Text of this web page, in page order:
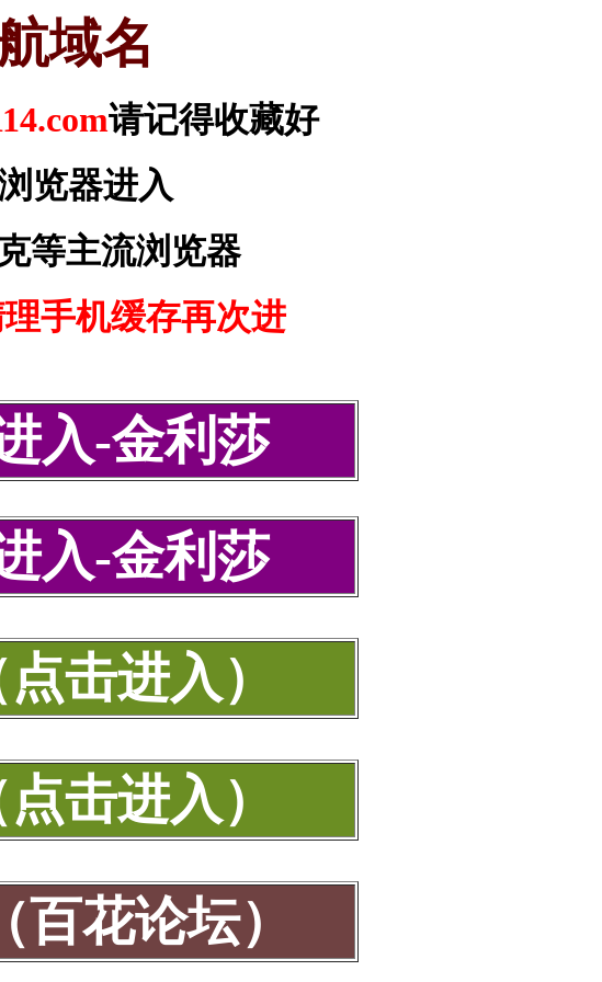
域名
请记得收藏好
览器进入
等主流浏览器
手机缓存再次进
入-金利莎
入-金利莎
击进入）
击进入）
花论坛）